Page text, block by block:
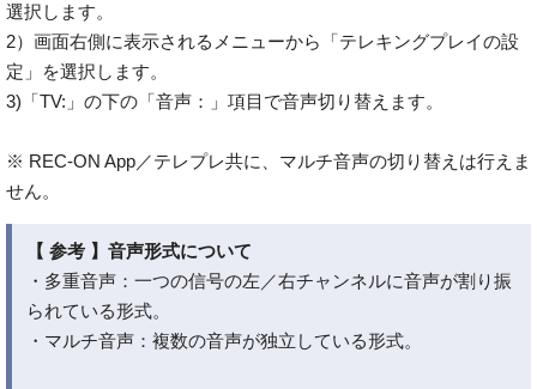
選択します。
2）画面右側に表示されるメニューから「テレキングプレイの設
定」を選択します。
3)「TV:」の下の「音声：」項目で音声切り替えます。
※ REC-ON App／テレプレ共に、マルチ音声の切り替えは行えま
せん。
【 参考 】音声形式について
・多重音声：一つの信号の左／右チャンネルに音声が割り振
られている形式。
・マルチ音声：複数の音声が独立している形式。